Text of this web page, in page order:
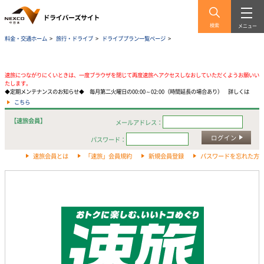
検索 メニュー
料金・交通ホーム > 旅行・ドライブ > ドライブプラン一覧ページ >
速旅につながりにくいときは、一度ブラウザを閉じて再度速旅へアクセスしなおしていただくようお願いい
たします。
◆定期メンテナンスのお知らせ◆ 毎月第二火曜日の00:00～02:00（時間延長の場合あり） 詳しくは
こちら
【速旅会員】
メールアドレス：
パスワード：
ログイン
速旅会員とは 「速旅」会員規約 新規会員登録 パスワードを忘れた方